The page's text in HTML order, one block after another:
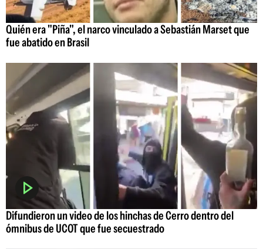
Quién era "Piña", el narco vinculado a Sebastián Marset que
fue abatido en Brasil
Difundieron un video de los hinchas de Cerro dentro del
ómnibus de UCOT que fue secuestrado